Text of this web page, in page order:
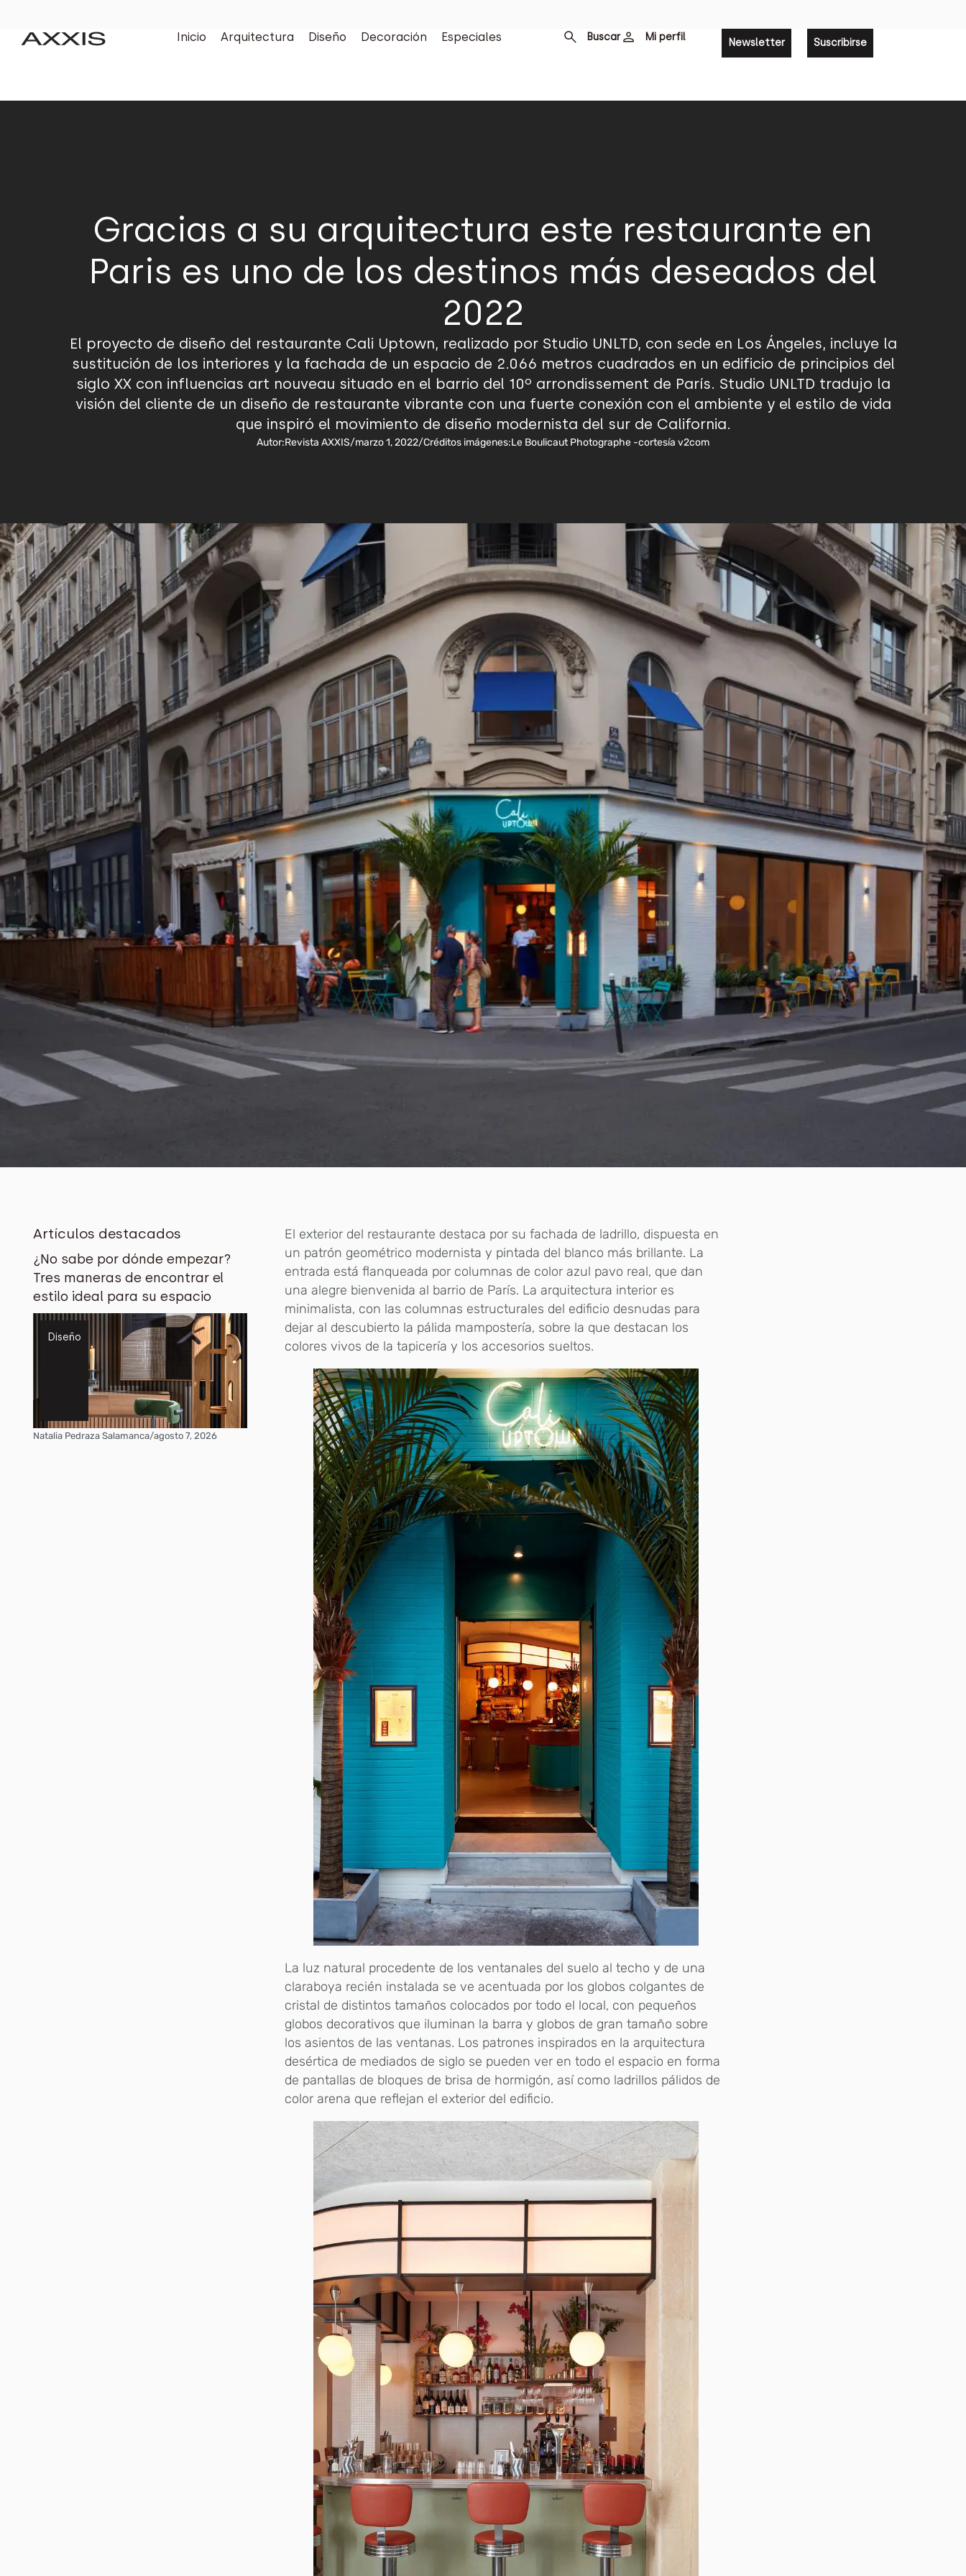
Inicio Arquitectura Diseño Decoración Especiales Buscar Mi perfil Newsletter Suscribirse
Gracias a su arquitectura este restaurante en
Paris es uno de los destinos más deseados del
2022
El proyecto de diseño del restaurante Cali Uptown, realizado por Studio UNLTD, con sede en Los Ángeles, incluye la
sustitución de los interiores y la fachada de un espacio de 2.066 metros cuadrados en un edificio de principios del
siglo XX con influencias art nouveau situado en el barrio del 10º arrondissement de París. Studio UNLTD tradujo la
visión del cliente de un diseño de restaurante vibrante con una fuerte conexión con el ambiente y el estilo de vida
que inspiró el movimiento de diseño modernista del sur de California.
Autor:Revista AXXIS/marzo 1, 2022/Créditos imágenes:Le Boulicaut Photographe -cortesía v2com
Artículos destacados
¿No sabe por dónde empezar?
Tres maneras de encontrar el
estilo ideal para su espacio
Diseño
Natalia Pedraza Salamanca/agosto 7, 2026
El exterior del restaurante destaca por su fachada de ladrillo, dispuesta en
un patrón geométrico modernista y pintada del blanco más brillante. La
entrada está flanqueada por columnas de color azul pavo real, que dan
una alegre bienvenida al barrio de París. La arquitectura interior es
minimalista, con las columnas estructurales del edificio desnudas para
dejar al descubierto la pálida mampostería, sobre la que destacan los
colores vivos de la tapicería y los accesorios sueltos.
La luz natural procedente de los ventanales del suelo al techo y de una
claraboya recién instalada se ve acentuada por los globos colgantes de
cristal de distintos tamaños colocados por todo el local, con pequeños
globos decorativos que iluminan la barra y globos de gran tamaño sobre
los asientos de las ventanas. Los patrones inspirados en la arquitectura
desértica de mediados de siglo se pueden ver en todo el espacio en forma
de pantallas de bloques de brisa de hormigón, así como ladrillos pálidos de
color arena que reflejan el exterior del edificio.